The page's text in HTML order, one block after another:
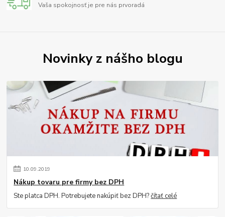
Vaša spokojnosť je pre nás prvoradá
Novinky z nášho blogu
10.09.2019
Nákup tovaru pre firmy bez DPH
Ste platca DPH. Potrebujete nakúpiť bez DPH?čítať celé